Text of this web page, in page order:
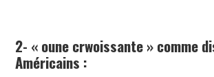
2- « oune crwoissante » comme
Américains :